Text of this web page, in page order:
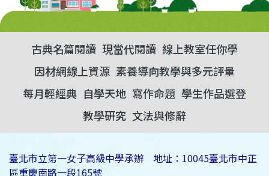
古典名篇閱讀 現當代閱讀 線上教室任你學
因材網線上資源 素養導向教學與多元評量
每月輕經典 自學天地 寫作命題 學生作品選登
教學研究 文法與修辭
臺北市立第一女子高級中學承辦 地址：10045臺北市中正
區重慶南路一段165號